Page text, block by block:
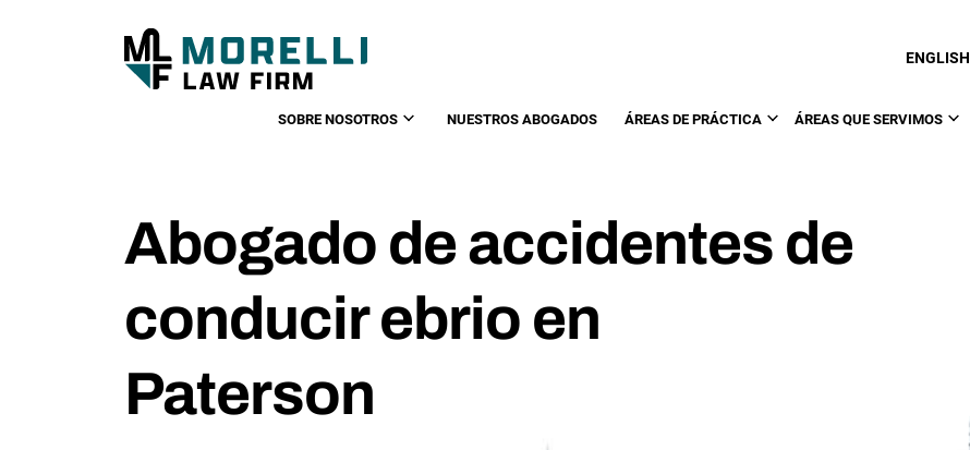
ENGLISH
SOBRE NOSOTROS NUESTROS ABOGADOS ÁREAS DE PRÁCTICA ÁREAS QUE SERVIMOS
Abogado de accidentes de
conducir ebrio en
Paterson